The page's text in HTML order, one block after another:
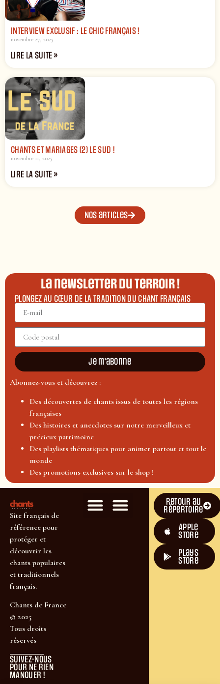
INTERVIEW EXCLUSIF : LE CHIC FRANÇAIS !
novembre 27, 2025
LIRE LA SUITE »
CHANTS ET MARIAGES (2) LE SUD !
novembre 11, 2025
LIRE LA SUITE »
Nos articles
La newsletter du terroir !
PLONGEZ AU CŒUR DE LA TRADITION DU CHANT FRANÇAIS
Je m'abonne
Abonnez-vous et découvrez :
Des découvertes de chants issus de toutes les régions
françaises
Des histoires et anecdotes sur notre merveilleux et
précieux patrimoine
Des playlists thématiques pour animer partout et tout le
monde
Des promotions exclusives sur le shop !
Site français de
référence pour
protéger et
découvrir les
chants populaires
et traditionnels
français.
Chants de France
© 2025
Tous droits
réservés
SUIVEZ-NOUS
POUR NE RIEN
MANQUER !
Retour au
répertoire
Apple
Store
plays
store